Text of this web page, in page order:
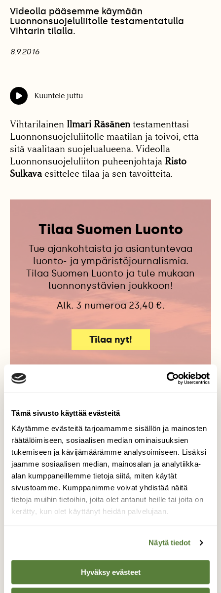
Tämä sivusto käyttää evästeitä
Käytämme evästeitä tarjoamamme sisällön ja mainosten
räätälöimiseen, sosiaalisen median ominaisuuksien
tukemiseen ja kävijämäärämme analysoimiseen. Lisäksi
jaamme sosiaalisen median, mainosalan ja analytiikka-
alan kumppaneillemme tietoja siitä, miten käytät
sivustoamme. Kumppanimme voivat yhdistää näitä
tietoja muihin tietoihin, joita olet antanut heille tai joita on
kerätty, kun olet käyttänyt heidän palvelujaan.
Näytä tiedot
Hyväksy evästeet
Videolla pääsemme käymään
Luonnonsuojeluliitolle testamentatulla
Vihtarin tilalla.
8.9.2016
Kuuntele juttu
Vihtarilainen Ilmari Räsänen testamenttasi
Luonnonsuojeluliitolle maatilan ja toivoi, että
sitä vaalitaan suojelualueena. Videolla
Luonnonsuojeluliiton puheenjohtaja Risto
Sulkava esittelee tilaa ja sen tavoitteita.
Tilaa Suomen Luonto
Tue ajankohtaista ja asiantuntevaa
luonto- ja ympäristöjournalismia.
Tilaa Suomen Luonto ja tule mukaan
luonnonystävien joukkoon!
Alk. 3 numeroa 23,40 €.
Tilaa nyt!
Lisää aiheesta
UUSIN NUMERO
5/26